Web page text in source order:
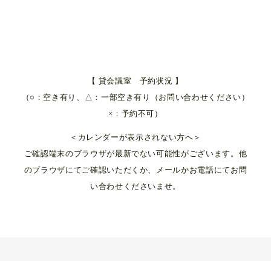
【 貸会議室 予約状況 】
（○：空き有り、△：一部空き有り（お問い合わせください）
×：予約不可）
＜カレンダーが表示されない方へ＞
ご確認端末のブラウザが最新でない可能性がございます。他
のブラウザにてご確認いただくか、メールかお電話にてお問
い合わせくださいませ。